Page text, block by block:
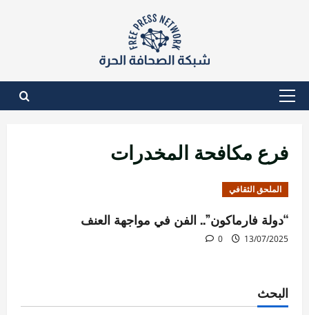
القائمة
فرع مكافحة المخدرات
الملحق الثقافي
“دولة فارماكون”.. الفن في مواجهة العنف
13/07/2025
0
البحث